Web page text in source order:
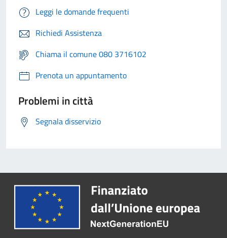
Leggi le domande frequenti
Richiedi Assistenza
Chiama il comune 080 3716102
Prenota un appuntamento
Problemi in città
Segnala disservizio